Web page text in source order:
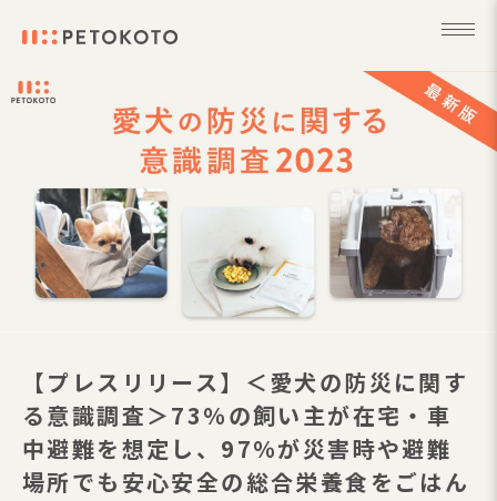
【プレスリリース】＜愛犬の防災に関す
る意識調査＞73％の飼い主が在宅・車
中避難を想定し、97％が災害時や避難
場所でも安心安全の総合栄養食をごはん